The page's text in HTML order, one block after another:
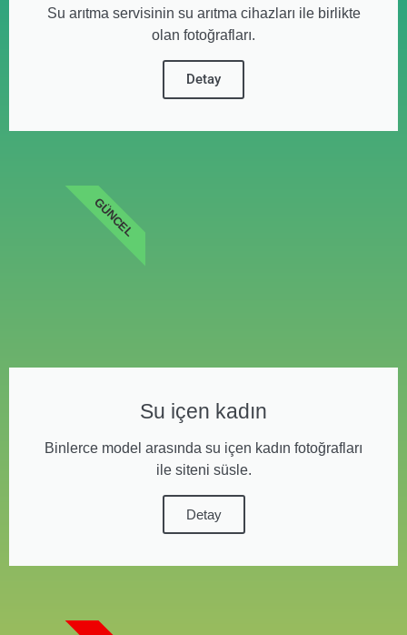
Su arıtma servisinin su arıtma cihazları ile birlikte
olan fotoğrafları.
Detay
Su içen kadın
Binlerce model arasında su içen kadın fotoğrafları
ile siteni süsle.
Detay
GÜNCEL